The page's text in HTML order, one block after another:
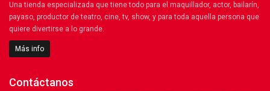
Una tienda especializada que tiene todo para el maquillador, actor, bailarín,
payaso, productor de teatro, cine, tv, show, y para toda aquella persona que
quiere divertirse a lo grande.
Más info
Contáctanos